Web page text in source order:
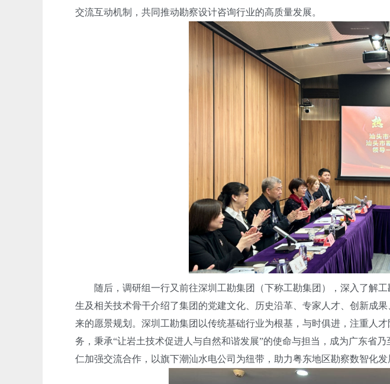
交流互动机制，共同推动勘察设计咨询行业的高质量发展。
随后，调研组一行又前往深圳工勘集团（下称工勘集团），深入了解工
生及相关技术骨干介绍了集团的党建文化、历史沿革、专家人才、创新成
来的愿景规划。深圳工勘集团以传统基础行业为根基，与时俱进，注重人
务，秉承“让岩土技术促进人与自然和谐发展”的使命与担当，成为广东省
仁加强交流合作，以旗下潮汕水电公司为纽带，助力粤东地区勘察数智化发